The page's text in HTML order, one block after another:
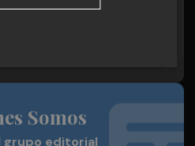
cualquier medio
Somos
grupo editorial